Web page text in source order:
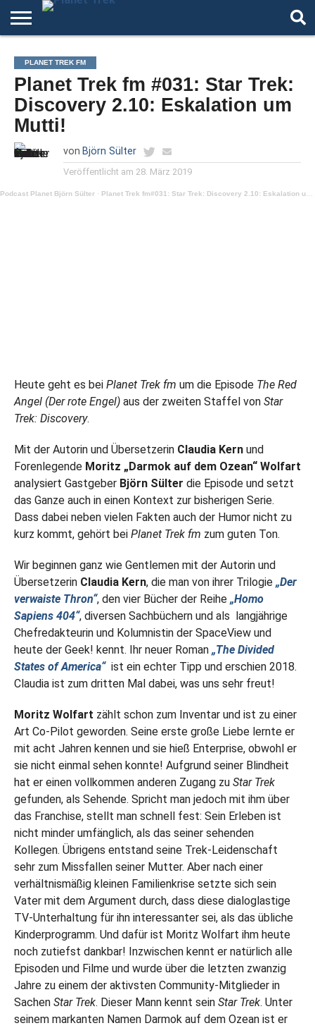
DER
PODCAST
ÜBER
STAR
TREK
ARTIKEL
ANDERE
WELTEN
AUTOREN
NIGHT
MODE
PLANET TREK FM
Planet Trek fm #031: Star Trek:
Discovery 2.10: Eskalation um
Mutti!
von Björn Sülter
Veröffentlicht am 28. März 2019
Podcast Planet Björn Sülter · Planet Trek fm#031: Star Trek: Discovery 2.10: Eskalation um Mutti!
Heute geht es bei Planet Trek fm um die Episode The Red
Angel (Der rote Engel)aus der zweiten Staffel von Star
Trek: Discovery.
Mit der Autorin und Übersetzerin Claudia Kernund
Forenlegende Moritz „Darmok auf dem Ozean“ Wolfart
analysiert Gastgeber Björn Sülter die Episode und setzt
das Ganze auch in einen Kontext zur bisherigen Serie.
Dass dabei neben vielen Fakten auch der Humor nicht zu
kurz kommt, gehört bei Planet Trek fm zum guten Ton.
Wir beginnen ganz wie Gentlemen mit der Autorin und
Übersetzerin Claudia Kern, die man von ihrer Trilogie „Der
verwaiste Thron“, den vier Bücher der Reihe „Homo
Sapiens 404“, diversen Sachbüchern und als langjährige
Chefredakteurin und Kolumnistin der SpaceView und
heute der Geek! kennt. Ihr neuer Roman „The Divided
States of America“ ist ein echter Tipp und erschien 2018.
Claudia ist zum dritten Mal dabei, was uns sehr freut!
Moritz Wolfart zählt schon zum Inventar und ist zu einer
Art Co-Pilot geworden. Seine erste große Liebe lernte er
mit acht Jahren kennen und sie hieß Enterprise, obwohl er
sie nicht einmal sehen konnte! Aufgrund seiner Blindheit
hat er einen vollkommen anderen Zugang zu Star Trek
gefunden, als Sehende. Spricht man jedoch mit ihm über
das Franchise, stellt man schnell fest: Sein Erleben ist
nicht minder umfänglich, als das seiner sehenden
Kollegen. Übrigens entstand seine Trek-Leidenschaft
sehr zum Missfallen seiner Mutter. Aber nach einer
verhältnismäßig kleinen Familienkrise setzte sich sein
Vater mit dem Argument durch, dass diese dialoglastige
TV-Unterhaltung für ihn interessanter sei, als das übliche
Kinderprogramm. Und dafür ist Moritz Wolfart ihm heute
noch zutiefst dankbar! Inzwischen kennt er natürlich alle
Episoden und Filme und wurde über die letzten zwanzig
Jahre zu einem der aktivsten Community-Mitglieder in
Sachen Star Trek. Dieser Mann kennt sein Star Trek. Unter
seinem markanten Namen Darmok auf dem Ozean ist er